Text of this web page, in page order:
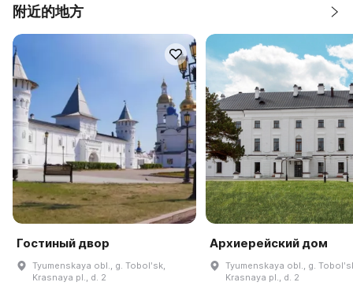
附近的地方
Гостиный двор
Tyumenskaya obl., g. Tobolʹsk,
Krasnaya pl., d. 2
Архиерейский дом
Tyumenskaya obl., g.
Krasnaya pl., d. 2